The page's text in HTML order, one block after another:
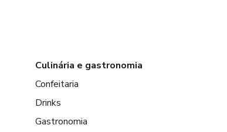
Culinária e gastronomia
Confeitaria
Drinks
Gastronomia